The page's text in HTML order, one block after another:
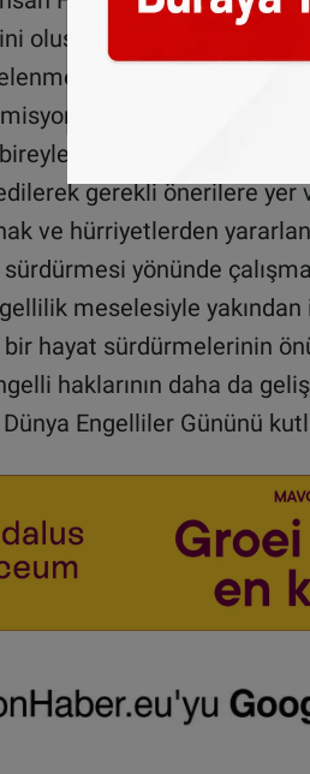
oluşturmaktadır.
ve çözüm
kurmuştur.
temel hak ve
gerekli önerilere yer
ve hürriyetlerden
sürdürmesi yönünde
meselesiyle
bir hayat sürdürmelerinin
haklarının daha da
Engelliler Gününü